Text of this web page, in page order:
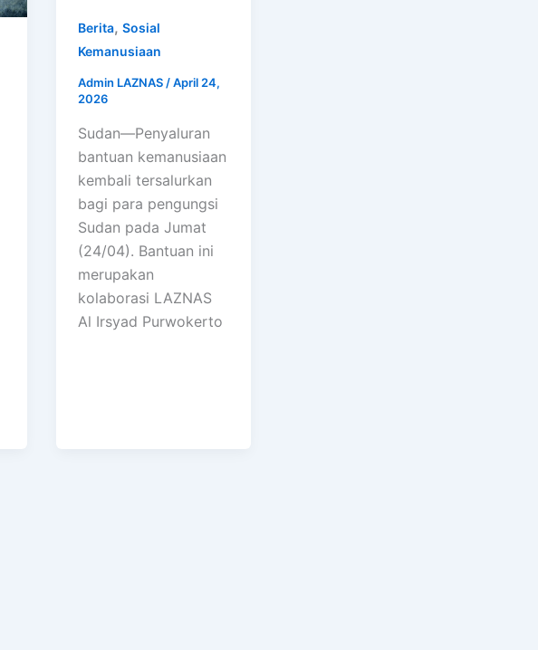
Berita, Sosial
Kemanusiaan
Admin LAZNAS /April 24,
2026
Sudan—Penyaluran
bantuan kemanusiaan
kembali tersalurkan
bagi para pengungsi
Sudan pada Jumat
(24/04). Bantuan ini
merupakan
kolaborasi LAZNAS
Al Irsyad Purwokerto